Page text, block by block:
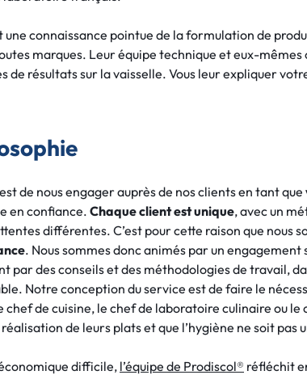
des sanitaires
une connaissance pointue de la formulation de
marques. Leur équipe technique et eux-
de résultats sur la vaisselle. Vous leur expliquer
de nous engager auprès de nos clients en tant que
en confiance. Chaque client est unique, avec un
différentes. C’est pour cette raison que nous
. Nous sommes donc animés par un engagement
par des conseils et des méthodologies de travail,
Notre conception du service est de faire le
chef de cuisine, le chef de laboratoire culinaire ou le
de leurs plats et que l’hygiène ne soit pas
difficile, l’équipe de Prodiscol® réfléchit